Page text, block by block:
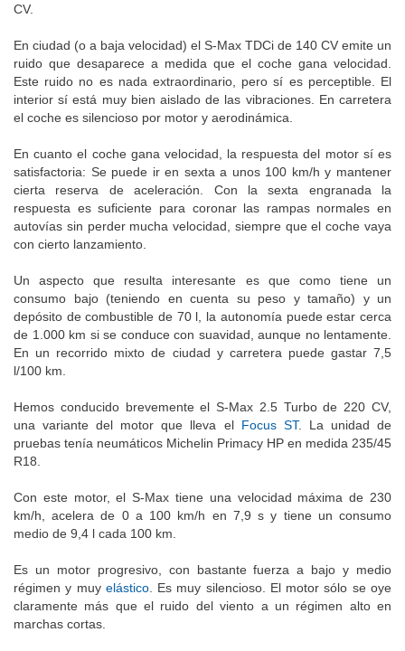
CV.
En ciudad (o a baja velocidad) el S-Max TDCi de 140 CV emite un
ruido que desaparece a medida que el coche gana velocidad.
Este ruido no es nada extraordinario, pero sí es perceptible. El
interior sí está muy bien aislado de las vibraciones. En carretera
el coche es silencioso por motor y aerodinámica.
En cuanto el coche gana velocidad, la respuesta del motor sí es
satisfactoria: Se puede ir en sexta a unos 100 km/h y mantener
cierta reserva de aceleración. Con la sexta engranada la
respuesta es suficiente para coronar las rampas normales en
autovías sin perder mucha velocidad, siempre que el coche vaya
con cierto lanzamiento.
Un aspecto que resulta interesante es que como tiene un
consumo bajo (teniendo en cuenta su peso y tamaño) y un
depósito de combustible de 70 l, la autonomía puede estar cerca
de 1.000 km si se conduce con suavidad, aunque no lentamente.
En un recorrido mixto de ciudad y carretera puede gastar 7,5
l/100 km.
Hemos conducido brevemente el S-Max 2.5 Turbo de 220 CV,
una variante del motor que lleva el Focus ST. La unidad de
pruebas tenía neumáticos Michelin Primacy HP en medida 235/45
R18.
Con este motor, el S-Max tiene una velocidad máxima de 230
km/h, acelera de 0 a 100 km/h en 7,9 s y tiene un consumo
medio de 9,4 l cada 100 km.
Es un motor progresivo, con bastante fuerza a bajo y medio
régimen y muy elástico. Es muy silencioso. El motor sólo se oye
claramente más que el ruido del viento a un régimen alto en
marchas cortas.